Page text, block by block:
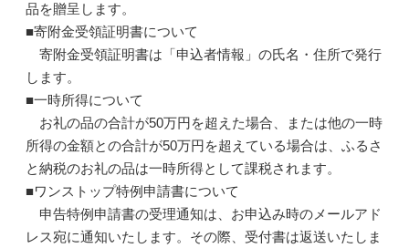
品を贈呈します。
■寄附金受領証明書について
寄附金受領証明書は「申込者情報」の氏名・住所で発行
します。
■一時所得について
お礼の品の合計が50万円を超えた場合、または他の一時
所得の金額との合計が50万円を超えている場合は、ふるさ
と納税のお礼の品は一時所得として課税されます。
■ワンストップ特例申請書について
申告特例申請書の受理通知は、お申込み時のメールアド
レス宛に通知いたします。その際、受付書は返送いたしま